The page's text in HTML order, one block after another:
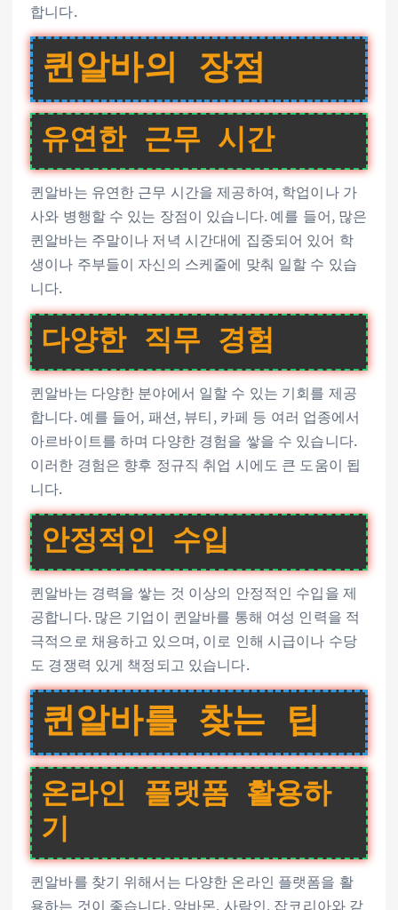
합니다.
퀸알바의 장점
유연한 근무 시간
퀸알바는 유연한 근무 시간을 제공하여, 학업이나 가
사와 병행할 수 있는 장점이 있습니다. 예를 들어, 많은
퀸알바는 주말이나 저녁 시간대에 집중되어 있어 학
생이나 주부들이 자신의 스케줄에 맞춰 일할 수 있습
니다.
다양한 직무 경험
퀸알바는 다양한 분야에서 일할 수 있는 기회를 제공
합니다. 예를 들어, 패션, 뷰티, 카페 등 여러 업종에서
아르바이트를 하며 다양한 경험을 쌓을 수 있습니다.
이러한 경험은 향후 정규직 취업 시에도 큰 도움이 됩
니다.
안정적인 수입
퀸알바는 경력을 쌓는 것 이상의 안정적인 수입을 제
공합니다. 많은 기업이 퀸알바를 통해 여성 인력을 적
극적으로 채용하고 있으며, 이로 인해 시급이나 수당
도 경쟁력 있게 책정되고 있습니다.
퀸알바를 찾는 팁
온라인 플랫폼 활용하
기
퀸알바를 찾기 위해서는 다양한 온라인 플랫폼을 활
용하는 것이 좋습니다. 알바몬, 사람인, 잡코리아와 같